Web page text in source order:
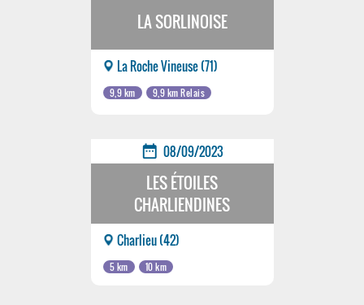
LA SORLINOISE
La Roche Vineuse (71)
9,9 km 9,9 km Relais
date_range 08/09/2023
LES ÉTOILES
CHARLIENDINES
Charlieu (42)
5 km 10 km